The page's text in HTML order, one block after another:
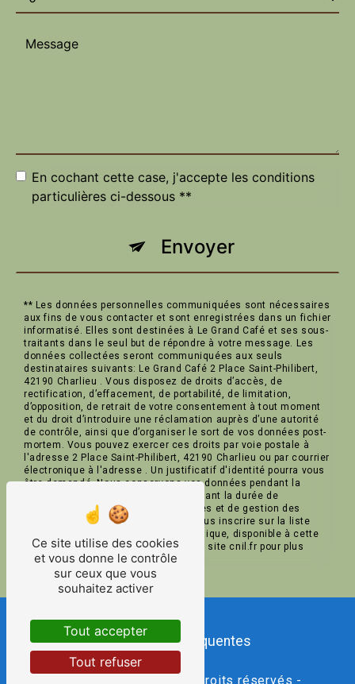
En cochant cette case, j'accepte les conditions
particulières ci-dessous **
Envoyer
** Les données personnelles communiquées sont nécessaires
aux fins de vous contacter et sont enregistrées dans un fichier
informatisé. Elles sont destinées à Le Grand Café et ses sous-
traitants dans le seul but de répondre à votre message. Les
données collectées seront communiquées aux seuls
destinataires suivants: Le Grand Café 2 Place Saint-Philibert,
42190 Charlieu . Vous disposez de droits d’accès, de
rectification, d’effacement, de portabilité, de limitation,
d’opposition, de retrait de votre consentement à tout moment
et du droit d’introduire une réclamation auprès d’une autorité
de contrôle, ainsi que d’organiser le sort de vos données post-
mortem. Vous pouvez exercer ces droits par voie postale à
l'adresse 2 Place Saint-Philibert, 42190 Charlieu ou par courrier
électronique à l'adresse . Un justificatif d'identité pourra vous
être demandé. Nous conservons vos données pendant la
période de prise de contact puis pendant la durée de
prescription légale aux fins probatoires et de gestion des
contentieux. Vous avez le droit de vous inscrire sur la liste
d'opposition au démarchage téléphonique, disponible à cette
adresse:Bloctel.gouv.fr. Consultez le site cnil.fr pour plus
d’informations sur vos droits.
Recherches fréquentes
- 2026 - Tous droits réservés -
Ce site utilise des cookies
et vous donne le contrôle
sur ceux que vous
souhaitez activer
Tout accepter
Tout refuser